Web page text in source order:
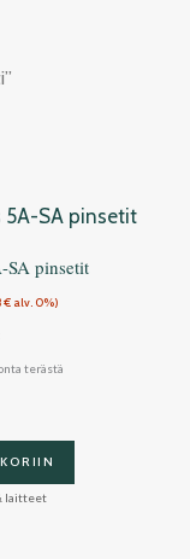
SA pinsetit
€ alv. 0%)
terästä
laitteet